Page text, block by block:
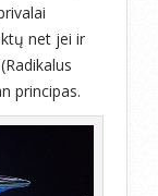
net jei ir
principas.